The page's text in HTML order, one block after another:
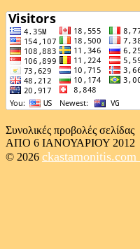
Συνολικές προβολές σελίδας
ΑΠΟ 6 ΙΑΝΟΥΑΡΙΟΥ 2012
© 2026 ckastamonitis.com